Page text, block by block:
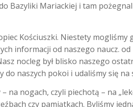
Bazyliki Mariackiej i tam
Kościuszki. Niestety mogliśmy
informacji od naszego naucz.
nocleg był blisko naszego
naszych pokoi i udaliśmy się na
nogach, czyli piechotą – na
czy pamiątkach. Byliśmy